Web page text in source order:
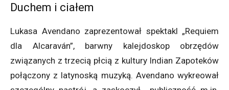
Duchem i ciałem
Lukasa Avendano zaprezentował spektakl „Requiem
dla Alcaraván”, barwny kalejdoskop obrzędów
związanych z trzecią płcią z kultury Indian Zapoteków
połączony z latynoską muzyką. Avendano wykreował